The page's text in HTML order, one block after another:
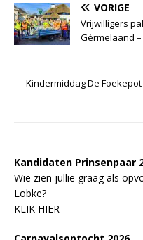
VORIGE
Vrijwilligers
Gèrmelaand
Kindermiddag De
Kandidaten Prinsenpaar
Wie zien jullie graag als
Lobke?
KLIK HIER